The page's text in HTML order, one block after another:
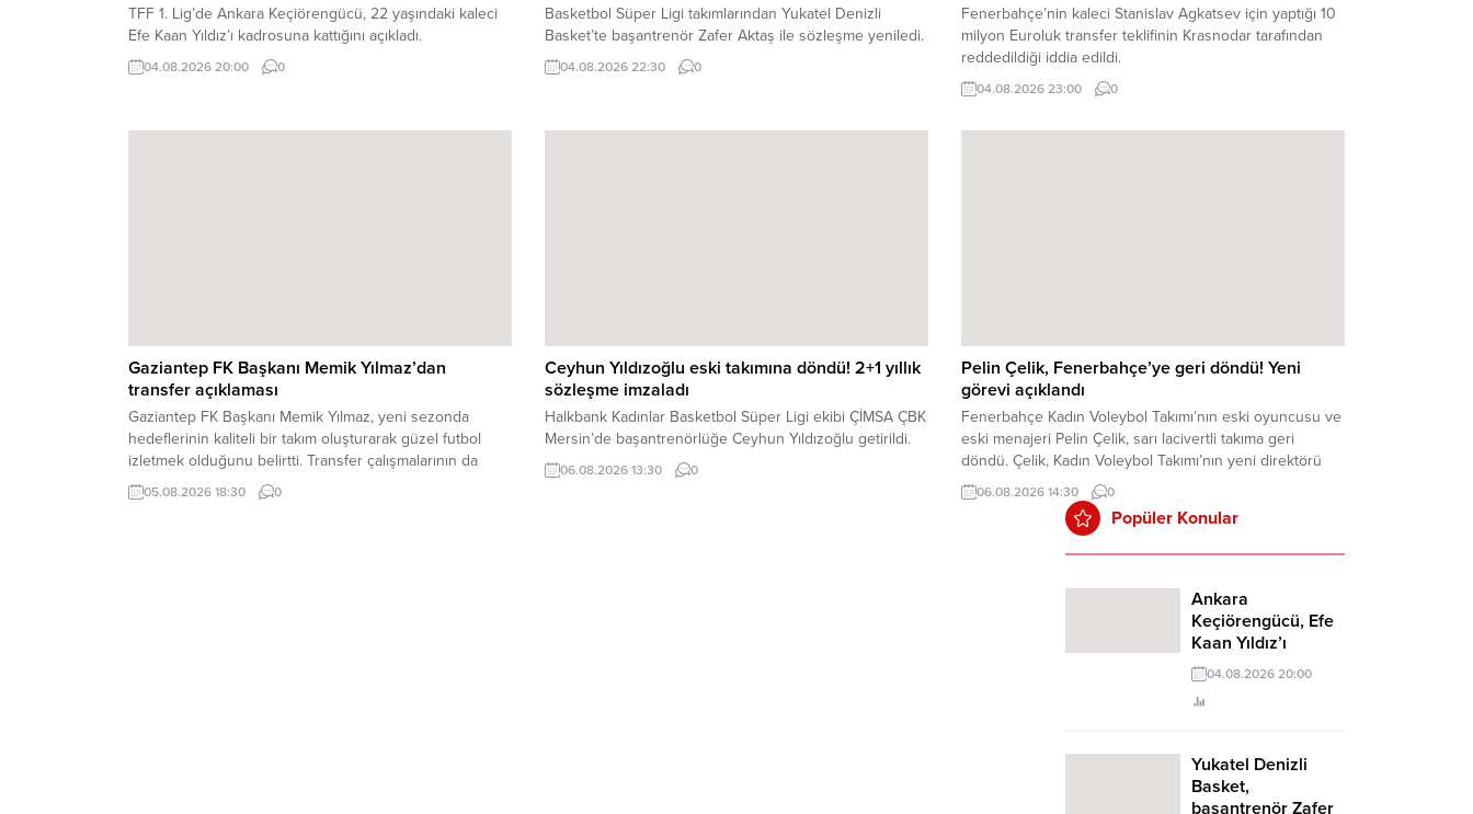
TFF 1. Lig’de Ankara Keçiörengücü, 22 yaşındaki kaleci
Efe Kaan Yıldız’ı kadrosuna kattığını açıkladı.
04.08.2026 20:00 0
Basketbol Süper Ligi takımlarından Yukatel Denizli
Basket’te başantrenör Zafer Aktaş ile sözleşme yeniledi.
04.08.2026 22:30 0
Fenerbahçe’nin kaleci Stanislav Agkatsev için yaptığı 10
milyon Euroluk transfer teklifinin Krasnodar tarafından
reddedildiği iddia edildi.
04.08.2026 23:00 0
Gaziantep FK Başkanı Memik Yılmaz’dan
transfer açıklaması
Gaziantep FK Başkanı Memik Yılmaz, yeni sezonda
hedeflerinin kaliteli bir takım oluşturarak güzel futbol
izletmek olduğunu belirtti. Transfer çalışmalarının da
devam ettiğini açıklayan Yılmaz, hedeflerinde yerli kaleci
ve forvet olduğunu söyledi.
05.08.2026 18:30 0
Ceyhun Yıldızoğlu eski takımına döndü! 2+1 yıllık
sözleşme imzaladı
Halkbank Kadınlar Basketbol Süper Ligi ekibi ÇİMSA ÇBK
Mersin’de başantrenörlüğe Ceyhun Yıldızoğlu getirildi.
06.08.2026 13:30 0
Pelin Çelik, Fenerbahçe’ye geri döndü! Yeni
görevi açıklandı
Fenerbahçe Kadın Voleybol Takımı’nın eski oyuncusu ve
eski menajeri Pelin Çelik, sarı lacivertli takıma geri
döndü. Çelik, Kadın Voleybol Takımı’nın yeni direktörü
oldu.06.08.2026 14:30 0
Popüler Konular
Ankara
Keçiörengücü, Efe
Kaan Yıldız’ı
transfer etti
04.08.2026 20:00
Yukatel Denizli
Basket,
başantrenör Zafer